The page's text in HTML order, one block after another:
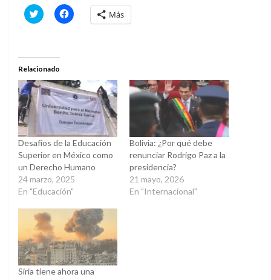
Haz
clic
(Se
abre
una
ventana
nueva)
Haz
clic
una
ventana
nueva)
Más
Relacionado
Desafíos de la Educación
Superior en México como
un Derecho Humano
24 marzo, 2025
En "Educación"
Bolivia: ¿Por qué debe
renunciar Rodrigo Paz a la
presidencia?
21 mayo, 2026
En "Internacional"
Siria tiene ahora una